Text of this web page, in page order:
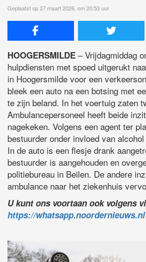
Geplaatst op 27 maart 2026, om 20:53 uur
HOOGERSMILDE – Vrijdagmiddag
hulpdiensten met spoed uitgerukt
in Hoogersmilde voor een
bleek een auto na een botsing met
te zijn beland. In het voertuig zaten
Ambulancepersoneel heeft beide
nagekeken. Volgens een agent ter
bestuurder onder invloed van
In de auto is een flesje drank
bestuurder is aangehouden en
politiebureau in Beilen. De andere
ambulance naar het ziekenhuis
U kunt ons voortaan ook volgens
https://whatsapp.noordernieuws.nl